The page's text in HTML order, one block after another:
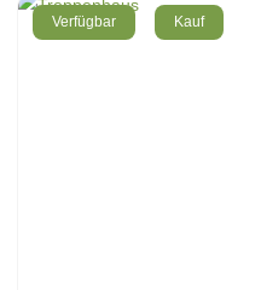
Verfügbar Kauf